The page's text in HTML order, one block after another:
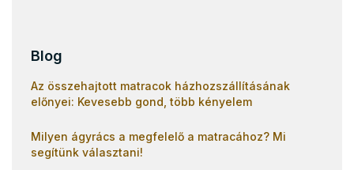
Blog
Az összehajtott matracok házhozszállításának
előnyei: Kevesebb gond, több kényelem
Milyen ágyrács a megfelelő a matracához? Mi
segítünk választani!